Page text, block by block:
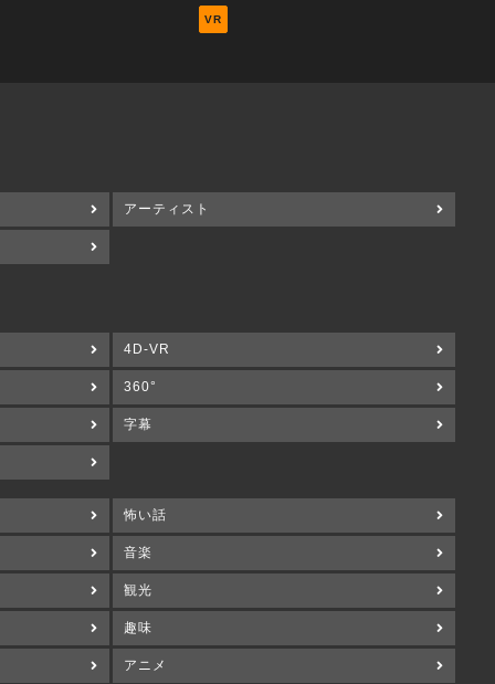
VR
アーティスト
4D-VR
360°
字幕
怖い話
音楽
観光
趣味
アニメ